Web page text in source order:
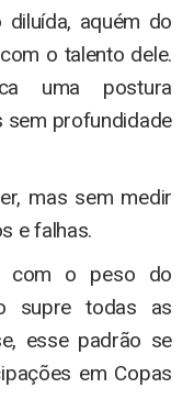
aquém do
o talento dele.
uma postura
sem profundidade
mas sem medir
e falhas.
com o peso do
supre todas as
esse padrão se
em Copas